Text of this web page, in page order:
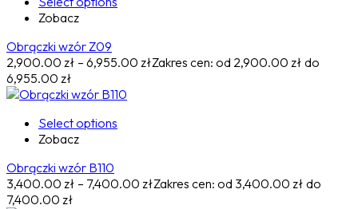
Zobacz
Obrączki wzór Z09
2,900.00 zł – 6,955.00 złZakres cen: od 2,900.00 zł do
6,955.00 zł
Select options
Zobacz
Obrączki wzór B110
3,400.00 zł – 7,400.00 złZakres cen: od 3,400.00 zł do
7,400.00 zł